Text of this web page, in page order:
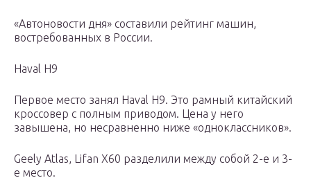
«Автоновости дня» составили рейтинг машин,
востребованных в России.
Haval H9
Первое место занял Haval H9. Это рамный китайский
кроссовер с полным приводом. Цена у него
завышена, но несравненно ниже «одноклассников».
Geely Atlas, Lifan X60 разделили между собой 2-е и 3-
е место.